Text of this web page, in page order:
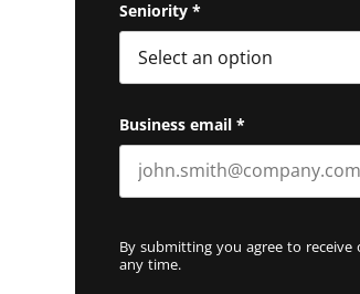
Seniority *
Business email *
By submitting you agree to receive
any time.